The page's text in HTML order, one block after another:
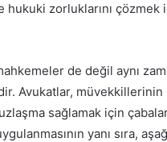
hukuki zorluklarını
de değil aynı
Avukatlar, müvekkillerinin
sağlamak için
yanı sıra,